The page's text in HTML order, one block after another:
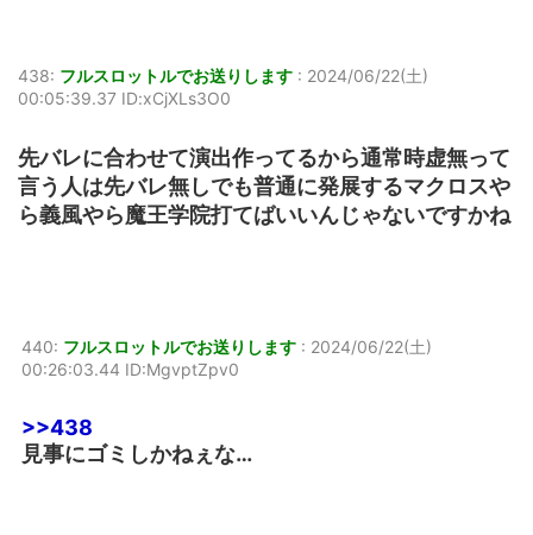
438: フルスロットルでお送りします : 2024/06/22(土)
00:05:39.37 ID:xCjXLs3O0
先バレに合わせて演出作ってるから通常時虚無って
言う人は先バレ無しでも普通に発展するマクロスや
ら義風やら魔王学院打てばいいんじゃないですかね
440: フルスロットルでお送りします : 2024/06/22(土)
00:26:03.44 ID:MgvptZpv0
>>438
見事にゴミしかねぇな…